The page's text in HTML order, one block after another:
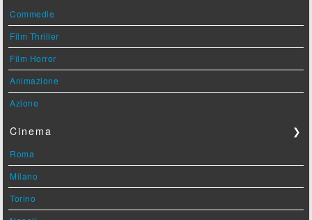
Commedie
Film Thriller
Film Horror
Animazione
Azione
Cinema ❯
Roma
Milano
Torino